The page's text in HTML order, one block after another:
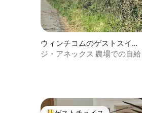
ウィンチコムのゲストスイー
ト
ジ・アネックス 農場での自